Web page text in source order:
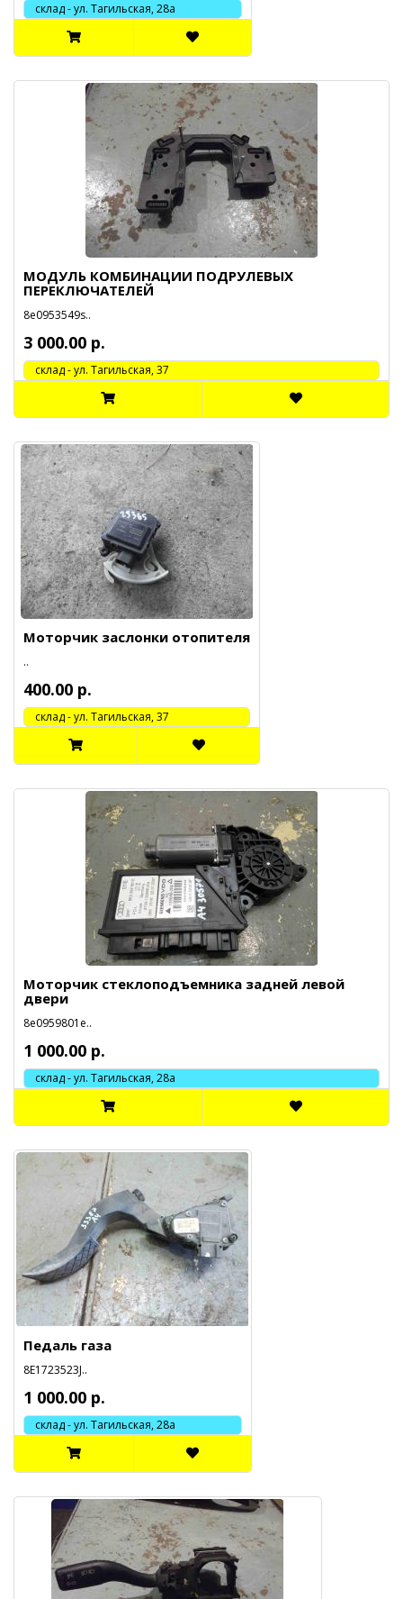
склад - ул. Тагильская, 28а
МОДУЛЬ КОМБИНАЦИИ ПОДРУЛЕВЫХ
ПЕРЕКЛЮЧАТЕЛЕЙ
8e0953549s..
3 000.00 р.
cклад - ул. Тагильская, 37
Моторчик заслонки отопителя
..
400.00 р.
cклад - ул. Тагильская, 37
Моторчик стеклоподъемника задней левой
двери
8e0959801e..
1 000.00 р.
склад - ул. Тагильская, 28а
Педаль газа
8E1723523J..
1 000.00 р.
склад - ул. Тагильская, 28а